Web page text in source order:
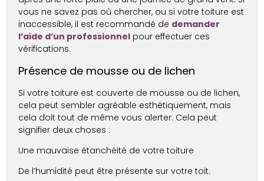
vous ne savez pas où chercher, ou si votre toiture est
inaccessible, il est recommandé de demander
l’aide d’un professionnel pour effectuer ces
vérifications.
Présence de mousse ou de lichen
Si votre toiture est couverte de mousse ou de lichen,
cela peut sembler agréable esthétiquement, mais
cela doit tout de même vous alerter. Cela peut
signifier deux choses :
Une mauvaise étanchéité de votre toiture
De l’humidité peut être présente sur votre toit.